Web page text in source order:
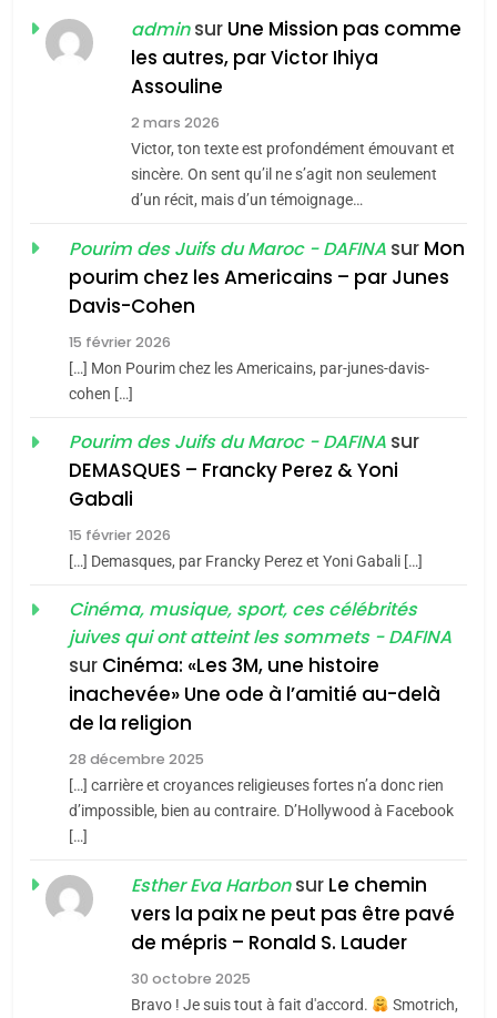
POURQUOI JE REVENDIQUE
MA JUDAÏTE par Thérèse
Zrihen-Dvir
ISRAÉL JUDAISME
CE QUI NOUS MANQUE –
Jacques Hadida
JUDAISME
Maroc : Les amandes de
Tafraout, le miel de Tadla
du terroir
Oeil ravageur – Vanessa
De Loya Stauber
«Tu dis génocide, je dis
guerre»: La nouvelle
chanson de Boy George
ISRAÉL JUDAISME
Accords d’Isaac:
l’alliance pourrait
s’étendre à 13 pays
d’Amérique latine
ISRAÉL JUDAISME
adminsur Une Mission pas comme
les autres, par Victor Ihiya
Assouline
2 mars 2026
Victor, ton texte est profondément émouvant et
sincère. On sent qu’il ne s’agit non seulement
d’un récit, mais d’un témoignage…
Pourim des Juifs du Maroc - DAFINA sur Mon
pourim chez les Americains – par Junes
Davis-Cohen
15 février 2026
[…] Mon Pourim chez les Americains, par-junes-davis-
cohen […]
Pourim des Juifs du Maroc - DAFINA sur
DEMASQUES – Francky Perez & Yoni
Gabali
15 février 2026
[…] Demasques, par Francky Perez et Yoni Gabali […]
Cinéma, musique, sport, ces célébrités
juives qui ont atteint les sommets - DAFINA
sur Cinéma: «Les 3M, une histoire
inachevée» Une ode à l’amitié au-delà
de la religion
28 décembre 2025
[…] carrière et croyances religieuses fortes n’a donc rien
d’impossible, bien au contraire. D’Hollywood à Facebook
[…]
Esther Eva Harbonsur Le chemin
vers la paix ne peut pas être pavé
de mépris – Ronald S. Lauder
30 octobre 2025
Bravo ! Je suis tout à fait d'accord.
Smotrich,
meurtrière selon le rapport
l’antisémitisme
FIÈRE, DIGNE ET RÉSILIENTE :
POURQUOI JE REVENDIQUE
MA JUDAÏTE par Thérèse
Zrihen-Dvir
ISRAÉL
CE QUI NOUS MANQUE –
JUDAISME
Maroc : Les amandes de
Tafraout, le miel de Tadla